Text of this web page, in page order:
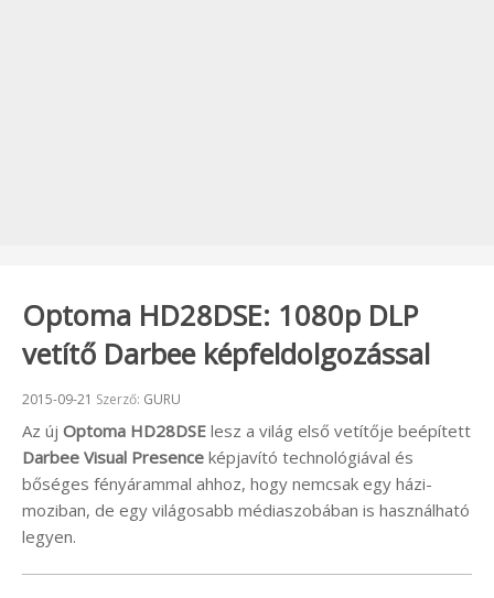
Optoma HD28DSE: 1080p DLP
vetítő Darbee képfeldolgozással
Beküldve:
2015-09-21 Szerző: GURU
Az új Optoma HD28DSE lesz a világ első vetítője beépített
Darbee Visual Presence képjavító technológiával és
bőséges fényárammal ahhoz, hogy nemcsak egy házi-
moziban, de egy világosabb médiaszobában is használható
legyen.